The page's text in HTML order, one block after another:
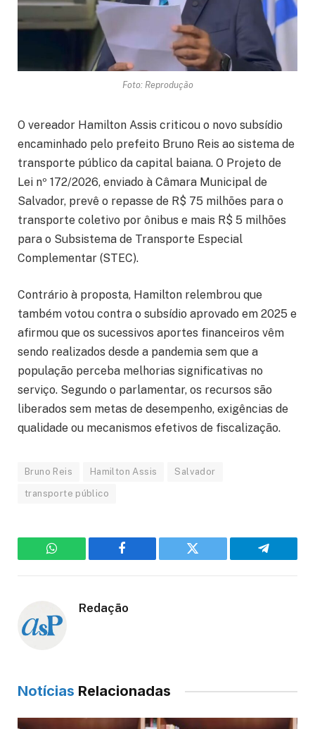
Foto: Reprodução
O vereador Hamilton Assis criticou o novo subsídio
encaminhado pelo prefeito Bruno Reis ao sistema de
transporte público da capital baiana. O Projeto de
Lei nº 172/2026, enviado à Câmara Municipal de
Salvador, prevê o repasse de R$ 75 milhões para o
transporte coletivo por ônibus e mais R$ 5 milhões
para o Subsistema de Transporte Especial
Complementar (STEC).
Contrário à proposta, Hamilton relembrou que
também votou contra o subsídio aprovado em 2025 e
afirmou que os sucessivos aportes financeiros vêm
sendo realizados desde a pandemia sem que a
população perceba melhorias significativas no
serviço. Segundo o parlamentar, os recursos são
liberados sem metas de desempenho, exigências de
qualidade ou mecanismos efetivos de fiscalização.
Bruno Reis Hamilton Assis Salvador
transporte público
WhatsApp Facebook Twitter Telegram
Redação
Notícias Relacionadas